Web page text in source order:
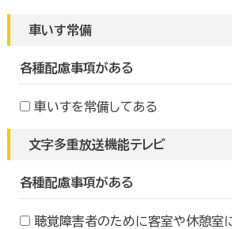
車いす常備
各種配慮事項がある
車いすを常備してある
文字多重放送機能テレビ
各種配慮事項がある
聴覚障害者のために客室や休憩室